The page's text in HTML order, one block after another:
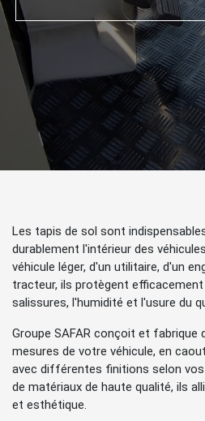
Les tapis de sol sont
durablement l'intérieur des
véhicule léger, d'un utilitaire, d'un
tracteur, ils protègent
salissures, l'humidité et l'usure du
Groupe SAFAR conçoit et fabrique
mesures de votre véhicule, en
avec différentes finitions selon
de matériaux de haute qualité, ils
et esthétique.